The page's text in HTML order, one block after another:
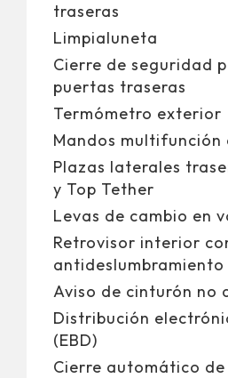
traseras
Limpialuneta
Cierre de seguridad
puertas traseras
Termómetro exterior
Mandos multifunción
Plazas laterales
y Top Tether
Levas de cambio en
Retrovisor interior
Aviso de cinturón no
Distribución
(EBD)
Cierre automático